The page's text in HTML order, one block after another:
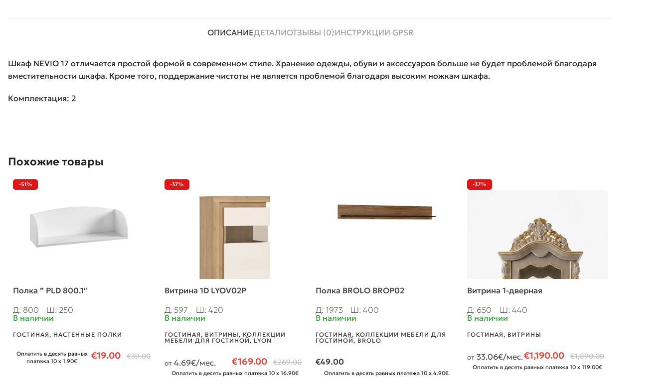
ОПИСАНИЕДЕТАЛИОТЗЫВЫ (0)ИНСТРУКЦИИ GPSR
Шкаф NEVIO 17 отличается простой формой в современном стиле. Хранение одежды, обуви и аксессуаров больше не будет проблемой благодаря
вместительности шкафа. Кроме того, поддержание чистоты не является проблемой благодаря высоким ножкам шкафа.
Комплектация: 2
Похожие товары
-51%
Полка ” PLD 800.1″
Д: 800
Ш: 250
В наличии
ГОСТИНАЯ, НАСТЕННЫЕ ПОЛКИ
€19.00 €39.00
Оплатить в десять равных
платежа 10 x 1.90€
-37%
Витрина 1D LYOV02P
Д: 597
Ш: 420
В наличии
ГОСТИНАЯ, ВИТРИНЫ, КОЛЛЕКЦИИ
МЕБЕЛИ ДЛЯ ГОСТИНОЙ, LYON
€169.00 €269.00
от 4.69€/мес.
Оплатить в десять равных платежа 10 x 16.90€
Полка BROLO BROP02
Д: 1973
Ш: 400
В наличии
ГОСТИНАЯ, КОЛЛЕКЦИИ МЕБЕЛИ ДЛЯ
ГОСТИНОЙ, BROLO
€49.00
Оплатить в десять равных платежа 10 x 4.90€
-37%
Витрина 1-дверная
Д: 650
Ш: 440
В наличии
ГОСТИНАЯ, ВИТРИНЫ
€1,190.00 €1,890.00
от 33.06€/мес.
Оплатить в десять равных платежа 10 x 119.00€